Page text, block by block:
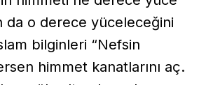
da o derece yüceleceğini
bilginleri “Nefsin
himmet kanatlarını aç.